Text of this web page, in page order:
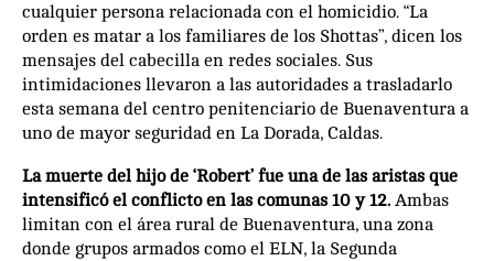
cualquier persona relacionada con el homicidio. “La
orden es matar a los familiares de los Shottas”, dicen los
mensajes del cabecilla en redes sociales. Sus
intimidaciones llevaron a las autoridades a trasladarlo
esta semana del centro penitenciario de Buenaventura a
uno de mayor seguridad en La Dorada, Caldas.
La muerte del hijo de ‘Robert’ fue una de las aristas que
intensificó el conflicto en las comunas 10 y 12. Ambas
limitan con el área rural de Buenaventura, una zona
donde grupos armados como el ELN, la Segunda